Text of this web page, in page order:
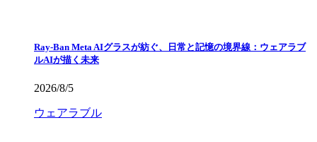
Ray-Ban Meta AIグラスが紡ぐ、日常と記憶の境界線：ウェアラブ
ルAIが描く未来
2026/8/5
ウェアラブル